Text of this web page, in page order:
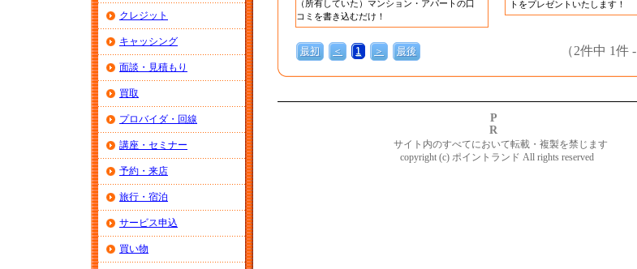
クレジット
キャッシング
面談・見積もり
買取
プロバイダ・回線
講座・セミナー
予約・来店
旅行・宿泊
サービス申込
買い物
（所有していた）マンション・アパートの口
コミを書き込むだけ！
トをプレゼントいたします！
最初 ＜ 1 ＞ 最後 （2件中 1件
PR
サイト内のすべてにおいて転載・複製を禁じます
copyright (c) ポイントランド All rights reserved